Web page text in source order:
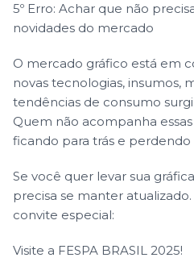
5º Erro: Achar que não
novidades do mercado
O mercado gráfico está em
novas tecnologias, insumos,
tendências de consumo
Quem não acompanha
ficando para trás e
Se você quer levar sua
precisa se manter
convite especial:
Visite a FESPA BRASIL 2025!